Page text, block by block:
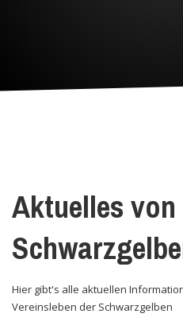
Aktuelles von
Hier gibt's alle aktuellen
Vereinsleben der Schwarzgelben